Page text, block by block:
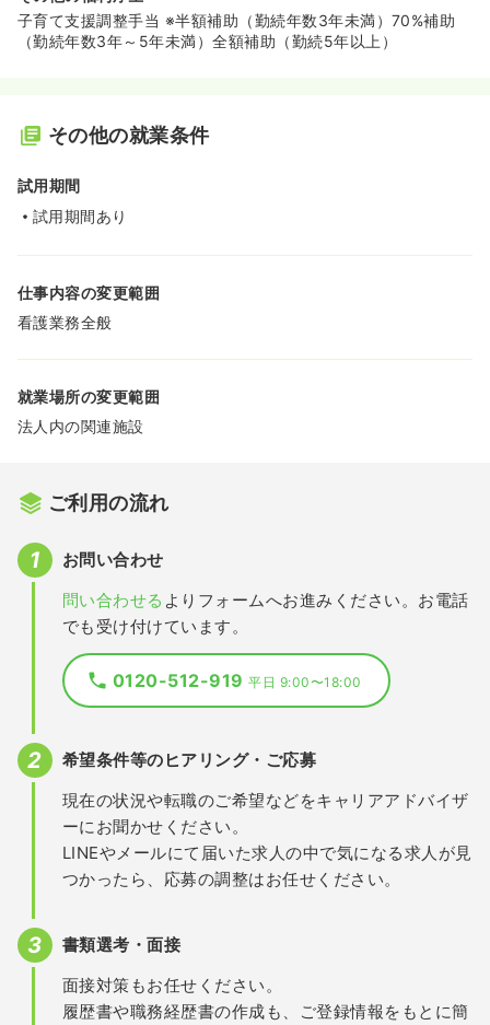
子育て支援調整手当 ※半額補助（勤続年数3年未満）70%補助
（勤続年数3年～5年未満）全額補助（勤続5年以上）
その他の就業条件
試用期間
試用期間あり
仕事内容の変更範囲
看護業務全般
就業場所の変更範囲
法人内の関連施設
ご利用の流れ
お問い合わせ
問い合わせる よりフォームへお進みください。お電話
でも受け付けています。
0120-512-919平日 9:00〜18:00
希望条件等のヒアリング・ご応募
現在の状況や転職のご希望などをキャリアアドバイザ
ーにお聞かせください。
LINEやメールにて届いた求人の中で気になる求人が見
つかったら、応募の調整はお任せください。
書類選考・面接
面接対策もお任せください。
履歴書や職務経歴書の作成も、ご登録情報をもとに簡